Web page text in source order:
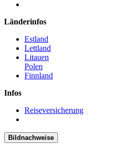
Länderinfos
Estland
Lettland
Litauen
Polen
Finnland
Infos
Reiseversicherung
Bildnachweise